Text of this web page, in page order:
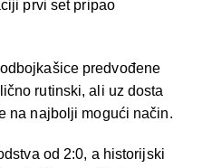
prvi set pripao
predvođene
rutinski, ali uz dosta
na najbolji mogući način.
od 2:0, a historijski